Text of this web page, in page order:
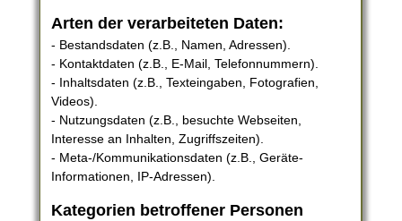
Arten der verarbeiteten Daten:
- Bestandsdaten (z.B., Namen, Adressen).
- Kontaktdaten (z.B., E-Mail, Telefonnummern).
- Inhaltsdaten (z.B., Texteingaben, Fotografien,
Videos).
- Nutzungsdaten (z.B., besuchte Webseiten,
Interesse an Inhalten, Zugriffszeiten).
- Meta-/Kommunikationsdaten (z.B., Geräte-
Informationen, IP-Adressen).
Kategorien betroffener Personen